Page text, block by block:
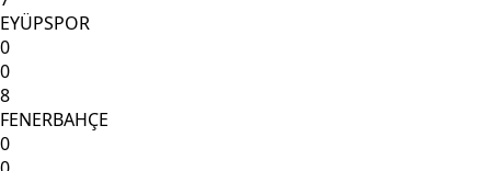
EYÜPSPOR
0
0
8
FENERBAHÇE
0